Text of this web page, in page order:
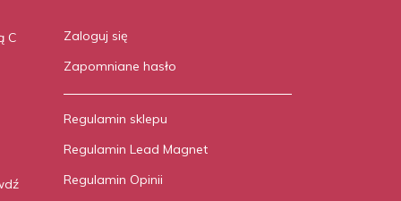
C
Zaloguj się
Zapomniane hasło
Regulamin sklepu
Regulamin Lead Magnet
Regulamin Opinii